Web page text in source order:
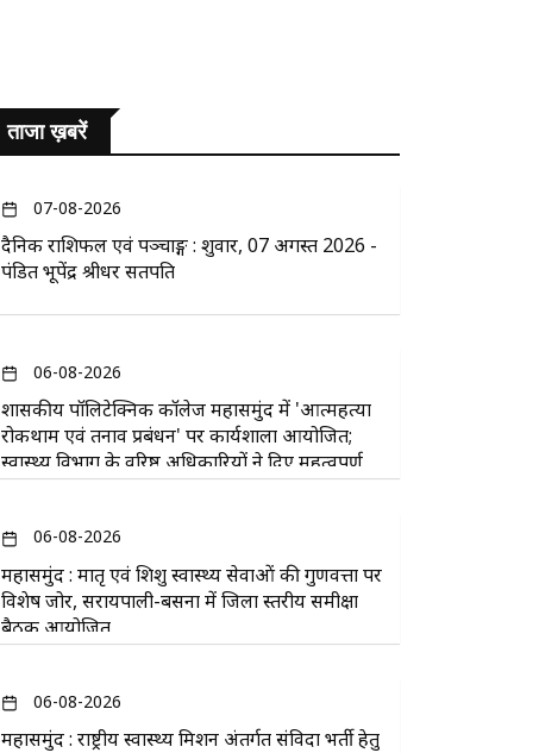
ताजा ख़बरें
07-08-2026
दैनिक राशिफल एवं पञ्चाङ्ग : शुक्रवार, 07 अगस्त 2026 -
पंडित भूपेंद्र श्रीधर सतपति
06-08-2026
​शासकीय पॉलिटेक्निक कॉलेज महासमुंद में 'आत्महत्या
रोकथाम एवं तनाव प्रबंधन' पर कार्यशाला आयोजित;
स्वास्थ्य विभाग के वरिष्ठ अधिकारियों ने दिए महत्वपूर्ण
सुझाव
06-08-2026
महासमुंद : मातृ एवं शिशु स्वास्थ्य सेवाओं की गुणवत्ता पर
विशेष जोर, सरायपाली-बसना में जिला स्तरीय समीक्षा
बैठक आयोजित
06-08-2026
महासमुंद : राष्ट्रीय स्वास्थ्य मिशन अंतर्गत संविदा भर्ती हेतु